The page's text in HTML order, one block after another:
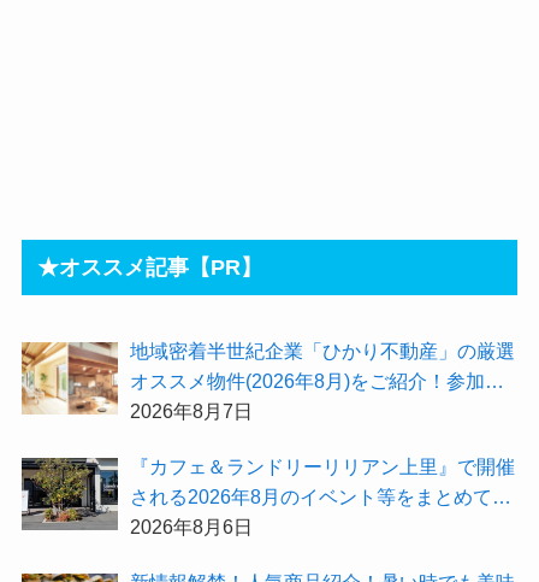
★オススメ記事【PR】
地域密着半世紀企業「ひかり不動産」の厳選
オススメ物件(2026年8月)をご紹介！参加費
無料『”木の家”新潟工場見学会』のご予約も
2026年8月7日
『カフェ＆ランドリーリリアン上里』で開催
される2026年8月のイベント等をまとめてご
紹介！
2026年8月6日